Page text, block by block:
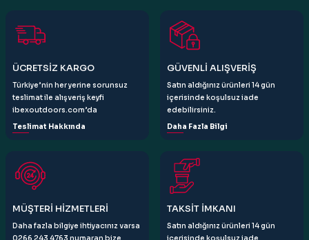
Ürün resmi kalitesiz, bozuk veya görüntülenemiyor.
Ürün açıklamasında eksik bilgiler bulunuyor.
Bu ürüne benzer farklı alternatifler olmalı.
Gönder
ÜCRETSİZ KARGO
Türkiye’nin her yerine sorunsuz
teslimat ile alışveriş keyfi
ibexoutdoors.com’da
Teslimat Hakkında
GÜVENLİ ALIŞVERİŞ
Satın aldığınız ürünleri 14 gün
içerisinde koşulsuz iade
edebilirsiniz.
Daha Fazla Bilgi
MÜŞTERİ HİZMETLERİ
Daha fazla bilgiye ihtiyacınız varsa
TAKSİT İMKANI
Satın aldığınız ürünleri 14 gün